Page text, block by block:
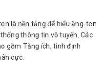
là nền tảng để hiểu ăng-ten
thông tin vô tuyến. Các
gồm Tăng ích, tính định
cực.